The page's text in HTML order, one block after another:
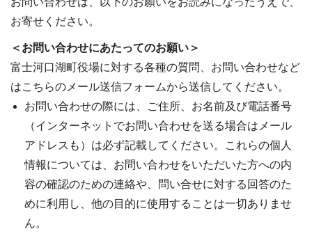
お寄せください。
＜お問い合わせにあたってのお願い＞
富士河口湖町役場に対する各種の質問、お問い合わせなど
はこちらのメール送信フォームから送信してください。
お問い合わせの際には、ご住所、お名前及び電話番号
（インターネットでお問い合わせを送る場合はメール
アドレスも）は必ず記載してください。これらの個人
情報については、お問い合わせをいただいた方への内
容の確認のための連絡や、問い合せに対する回答のた
めに利用し、他の目的に使用することは一切ありませ
ん。